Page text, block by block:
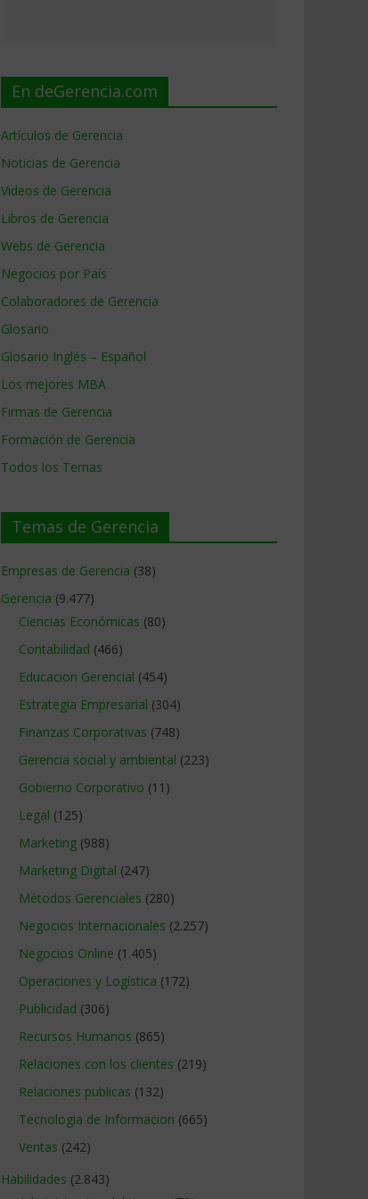
En deGerencia.com
Artículos de Gerencia
Noticias de Gerencia
Videos de Gerencia
Libros de Gerencia
Webs de Gerencia
Negocios por País
Colaboradores de Gerencia
Glosario
Glosario Inglés – Español
Los mejores MBA
Firmas de Gerencia
Formación de Gerencia
Todos los Temas
Temas de Gerencia
Empresas de Gerencia (38)
Gerencia (9.477)
Ciencias Económicas (80)
Contabilidad (466)
Educacion Gerencial (454)
Estrategia Empresarial (304)
Finanzas Corporativas (748)
Gerencia social y ambiental (223)
Gobierno Corporativo (11)
Legal (125)
Marketing (988)
Marketing Digital (247)
Métodos Gerenciales (280)
Negocios Internacionales (2.257)
Negocios Online (1.405)
Operaciones y Logística (172)
Publicidad (306)
Recursos Humanos (865)
Relaciones con los clientes (219)
Relaciones publicas (132)
Tecnologia de Informacion (665)
Ventas (242)
Habilidades (2.843)